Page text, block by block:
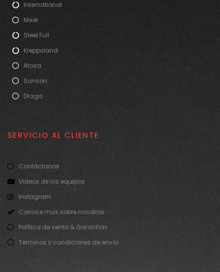
International
Mixer
Steel Full
Kreppsland
Atosa
Sanson
Drago
SERVICIO AL CLIENTE
Contáctanos
Videos de los equipos
Instagram
Conoce mas sobre nosotros
Política de venta & Garantías
Términos y condiciones de envío